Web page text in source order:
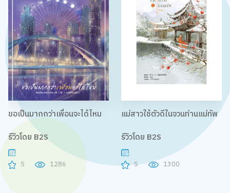
ขอเป็นมากกว่าเพื่อนจะได้ไหม
รีวิวโดย B2S
5 1286
แม่สาวใช้ตัวดีในจวนท่านแม่ทัพ
รีวิวโดย B2S
5 1300